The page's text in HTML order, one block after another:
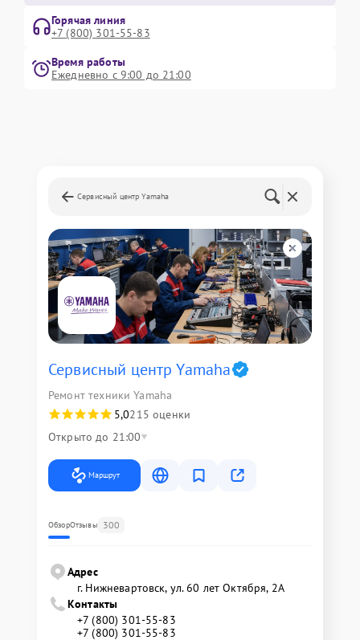
Горячая линия
+7 (800) 301-55-83
Время работы
Ежедневно с 9:00 до 21:00
Сервисный центр Yamaha
Сервисный центр Yamaha
Ремонт техники Yamaha
5,0215 оценки
Открыто до 21:00
Маршрут
ОбзорОтзывы 300
Адрес
г. Нижневартовск, ул. 60 лет Октября, 2А
Контакты
+7 (800) 301-55-83
+7 (800) 301-55-83